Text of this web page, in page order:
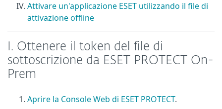
Attivare un'applicazione ESET utilizzando il file di
attivazione offline
I. Ottenere il token del file di
sottoscrizione da ESET PROTECT On-
Prem
Aprire la Console Web di ESET PROTECT.